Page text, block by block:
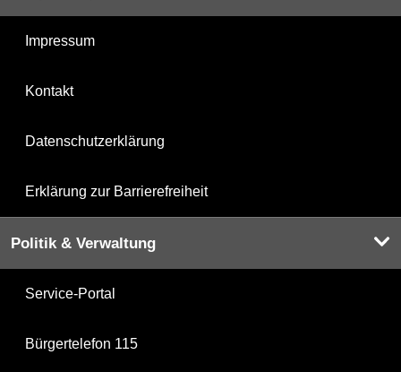
Impressum
Kontakt
Datenschutzerklärung
Erklärung zur Barrierefreiheit
Politik & Verwaltung
Service-Portal
Bürgertelefon 115